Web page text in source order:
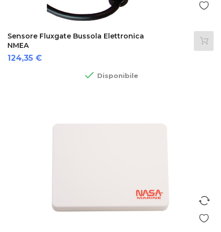
Sensore Fluxgate Bussola Elettronica
NMEA
Prezzo
124,35 €
 Disponibile